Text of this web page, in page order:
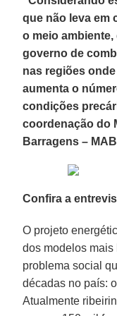
que não leva em
o meio
governo de
nas regiões
aumenta o
condições
coordenação do
Barragens –
Confira a
O projeto
dos modelos
problema social
décadas no país:
Atualmente